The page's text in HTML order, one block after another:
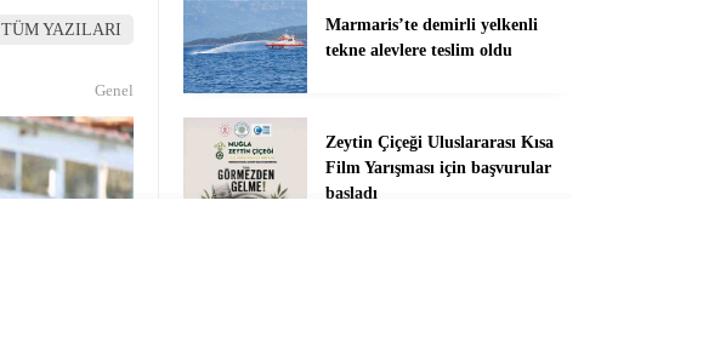
TÜM YAZILARI
Genel
Marmaris’te demirli yelkenli
tekne alevlere teslim oldu
Zeytin Çiçeği Uluslararası Kısa
Film Yarışması için başvurular
başladı